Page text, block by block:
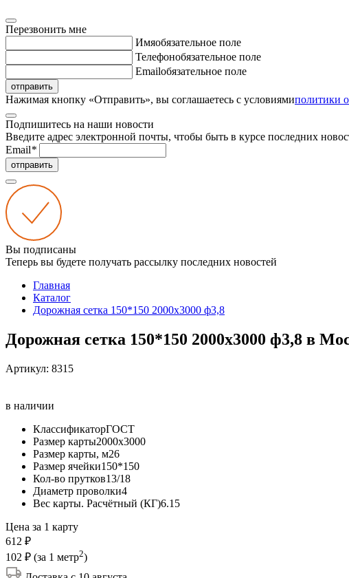
Перезвонить мне
Имяобязательное поле
Телефонобязательное поле
Emailобязательное поле
отправить
Нажимая кнопку «Отправить», вы соглашаетесь с условиямиполитики
Подпишитесь на наши новости
Введите адрес электронной почты, чтобы быть в курсе последних
Email*
отправить
Вы подписаны
Теперь вы будете получать рассылку последних новостей
Главная
Каталог
Дорожная сетка 150*150 2000х3000 ф3,8
Дорожная сетка 150*150 2000х3000 ф3,8 в
Артикул: 8315
в наличии
КлассификаторГОСТ
Размер карты2000х3000
Размер карты, м26
Размер ячейки150*150
Кол-во прутков13/18
Диаметр проволки4
Вес карты. Расчётный (КГ)6.15
Цена за 1 карту
612 ₽
102 ₽ (за 1 метр2)